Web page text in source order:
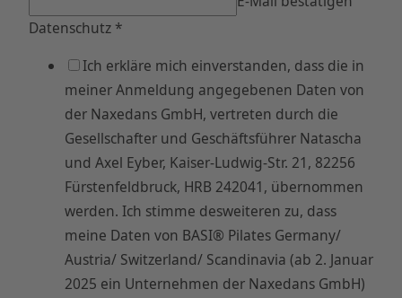
Datenschutz *
Ich erkläre mich einverstanden, dass die in
meiner Anmeldung angegebenen Daten von
der Naxedans GmbH, vertreten durch die
Gesellschafter und Geschäftsführer Natascha
und Axel Eyber, Kaiser-Ludwig-Str. 21, 82256
Fürstenfeldbruck, HRB 242041, übernommen
werden. Ich stimme desweiteren zu, dass
meine Daten von BASI® Pilates Germany/
Austria/ Switzerland/ Scandinavia (ab 2. Januar
2025 ein Unternehmen der Naxedans GmbH)